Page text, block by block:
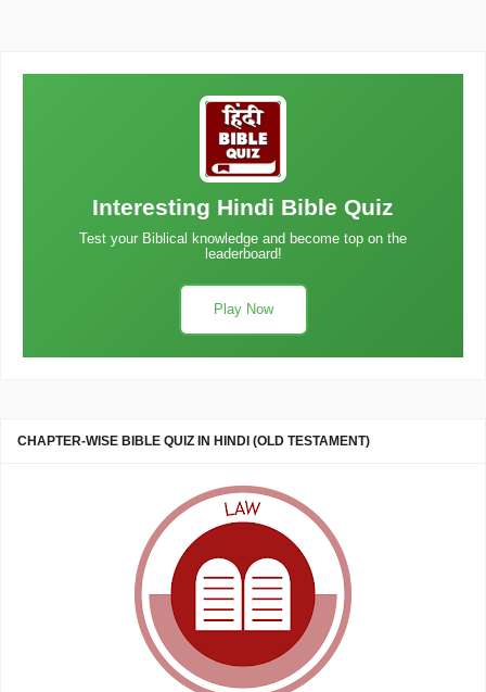
Interesting Hindi Bible Quiz
Test your Biblical knowledge and become top on the
leaderboard!
Play Now
CHAPTER-WISE BIBLE QUIZ IN HINDI (OLD TESTAMENT)